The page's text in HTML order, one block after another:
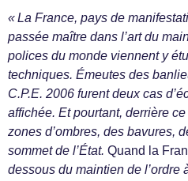
« La France, pays de
passée maître dans l’art du
polices du monde viennent y
techniques. Émeutes des
C.P.E. 2006 furent deux cas
affichée. Et pourtant, derrière
zones d’ombres, des bavures,
sommet de l’État. Quand la
dessous du maintien de l’ordre